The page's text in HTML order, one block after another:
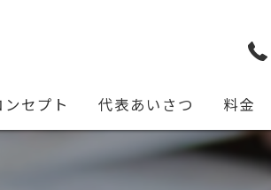
ンセプト 代表あいさつ 料金